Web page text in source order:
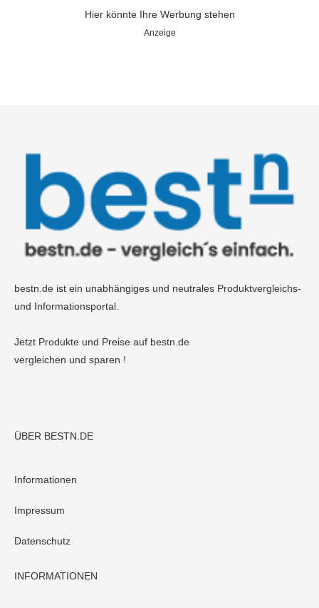
Hier könnte Ihre Werbung stehen
Anzeige
bestn.de ist ein unabhängiges und neutrales Produktvergleichs-
und Informationsportal.
Jetzt Produkte und Preise auf bestn.de
vergleichen und sparen !
ÜBER BESTN.DE
Informationen
Impressum
Datenschutz
INFORMATIONEN